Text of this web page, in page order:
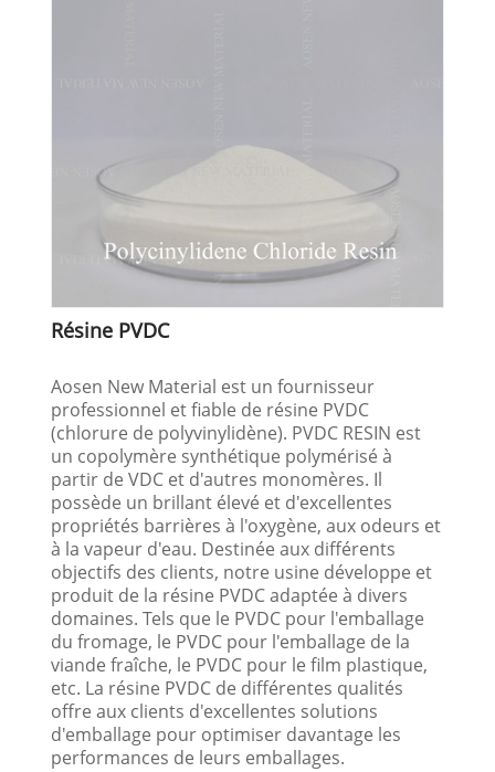
Résine PVDC
Aosen New Material est un fournisseur
professionnel et fiable de résine PVDC
(chlorure de polyvinylidène). PVDC RESIN est
un copolymère synthétique polymérisé à
partir de VDC et d'autres monomères. Il
possède un brillant élevé et d'excellentes
propriétés barrières à l'oxygène, aux odeurs et
à la vapeur d'eau. Destinée aux différents
objectifs des clients, notre usine développe et
produit de la résine PVDC adaptée à divers
domaines. Tels que le PVDC pour l'emballage
du fromage, le PVDC pour l'emballage de la
viande fraîche, le PVDC pour le film plastique,
etc. La résine PVDC de différentes qualités
offre aux clients d'excellentes solutions
d'emballage pour optimiser davantage les
performances de leurs emballages.